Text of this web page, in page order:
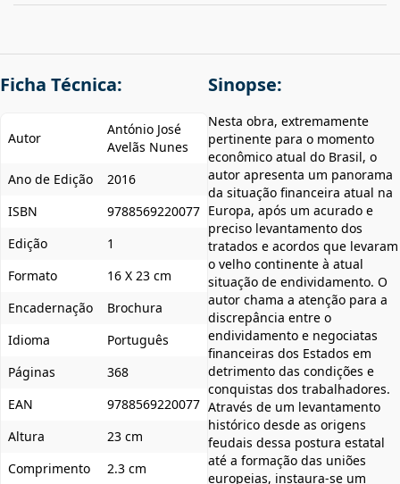
Ficha Técnica:
Autor
António José
Avelãs Nunes
Ano de Edição
2016
ISBN
9788569220077
Edição
1
Formato
16 X 23 cm
Encadernação
Brochura
Idioma
Português
Páginas
368
EAN
9788569220077
Altura
23 cm
Comprimento
2.3 cm
Sinopse:
Nesta obra, extremamente
pertinente para o momento
econômico atual do Brasil, o
autor apresenta um panorama
da situação financeira atual na
Europa, após um acurado e
preciso levantamento dos
tratados e acordos que levaram
o velho continente à atual
situação de endividamento. O
autor chama a atenção para a
discrepância entre o
endividamento e negociatas
financeiras dos Estados em
detrimento das condições e
conquistas dos trabalhadores.
Através de um levantamento
histórico desde as origens
feudais dessa postura estatal
até a formação das uniões
europeias, instaura-se um